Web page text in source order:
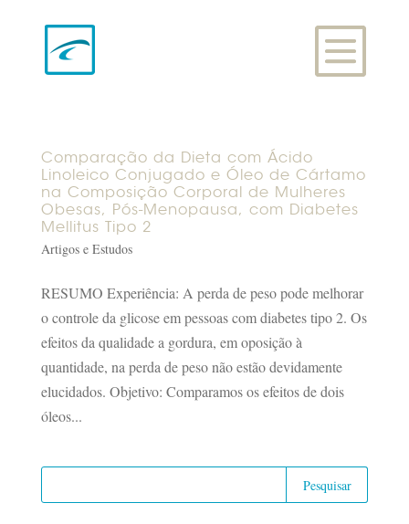
Comparação da Dieta com Ácido
Linoleico Conjugado e Óleo de Cártamo
na Composição Corporal de Mulheres
Obesas, Pós-Menopausa, com Diabetes
Mellitus Tipo 2
Artigos e Estudos
RESUMO Experiência: A perda de peso pode melhorar
o controle da glicose em pessoas com diabetes tipo 2. Os
efeitos da qualidade a gordura, em oposição à
quantidade, na perda de peso não estão devidamente
elucidados. Objetivo: Comparamos os efeitos de dois
óleos...